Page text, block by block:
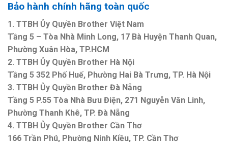
Bảo hành chính hãng toàn quốc
1. TTBH Ủy Quyền Brother Việt Nam
Tầng 5 – Tòa Nhà Minh Long, 17 Bà Huyện Thanh Quan,
Phường Xuân Hòa, TP.HCM
2. TTBH Ủy Quyền Brother Hà Nội
Tầng 5 352 Phố Huế, Phường Hai Bà Trưng, TP. Hà Nội
3. TTBH Ủy Quyền Brother Đà Nẵng
Tầng 5 P.55 Tòa Nhà Bưu Điện, 271 Nguyễn Văn Linh,
Phường Thanh Khê, TP. Đà Nẵng
4. TTBH Ủy Quyền Brother Cần Thơ
166 Trần Phú, Phường Ninh Kiều, TP. Cần Thơ